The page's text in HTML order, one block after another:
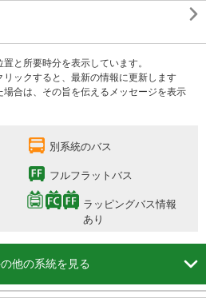

と所要時分を表示しています。
リックすると、最新の情報に更新します
合は、その旨を伝えるメッセージを表示
別系統のバス
フルフラットバス
ラッピングバス情報
あり
他の系統を見る 